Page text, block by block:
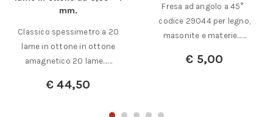
mm.
Classico spessimetro a 20
lame in ottone in ottone
amagnetico 20 lame……
€ 44,50
Fresa ad angolo a 45°
codice 29044 per legno,
masonite e materie……
€ 5,00